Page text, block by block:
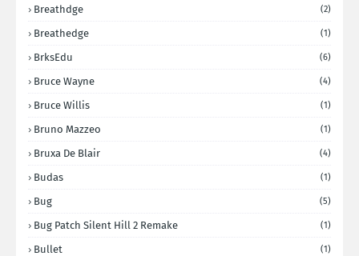
Breathdge (2)
Breathedge (1)
BrksEdu (6)
Bruce Wayne (4)
Bruce Willis (1)
Bruno Mazzeo (1)
Bruxa De Blair (4)
Budas (1)
Bug (5)
Bug Patch Silent Hill 2 Remake (1)
Bullet (1)